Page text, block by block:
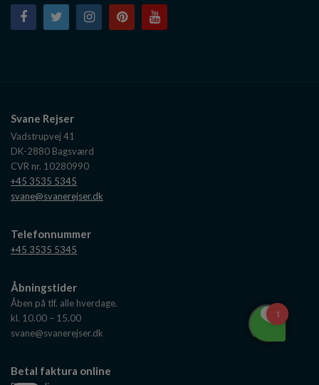
Svane Rejser
Vadstrupvej 41
DK-2880 Bagsværd
CVR nr. 10280990
+45 3535 5345
svane@svanerejser.dk
Telefonnummer
+45 3535 5345
Åbningstider
Åben på tlf. alle hverdage.
kl. 10.00 – 15.00
svane@svanerejser.dk
Betal faktura online